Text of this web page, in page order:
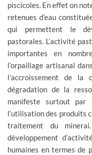
piscicoles. En effet on
retenues d’eau
qui permettent le
pastorales. L’activité
importantes en
l’orpaillage artisanal
l’accroissement de la
dégradation de la
manifeste surtout par
l’utilisation des produits
traitement du
développement
humaines en termes de